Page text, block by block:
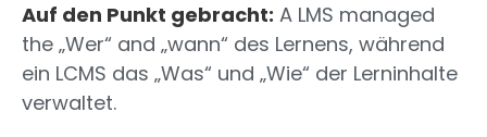
Auf den Punkt gebracht: A LMS managed
the „Wer“ and „wann“ des Lernens, während
ein LCMS das „Was“ und „Wie“ der Lerninhalte
verwaltet.